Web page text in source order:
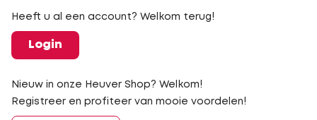
Heeft u al een account? Welkom terug!
Login
Nieuw in onze Heuver Shop? Welkom!
Registreer en profiteer van mooie voordelen!